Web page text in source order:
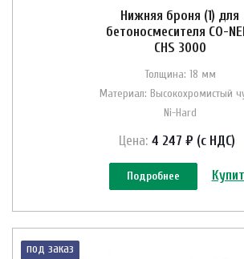
Нижняя броня (1) для
бетоносмесителя CO-
CHS 3000
Толщина: 18 мм
Материал: Высокохромистый
Ni-Hard
Цена: 4 247 ₽ (с НДС)
Подробнее
под заказ